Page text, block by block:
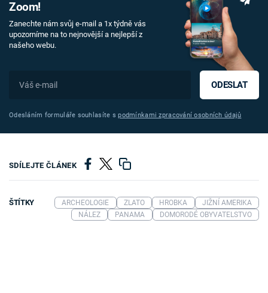
Zoom!
Zanechte nám svůj e-mail a 1x týdně vás
upozorníme na to nejnovější a nejlepší z
našeho webu.
ODESLAT
Odesláním formuláře souhlasíte spodmínkami zpracování osobních údajů
SDÍLEJTE ČLÁNEK
ŠTÍTKY ARCHEOLOGIE ZLATO HROBKA
JIŽNÍ AMERIKA
NÁLEZ
PANAMA DOMORODÉ OBYVATELSTVO